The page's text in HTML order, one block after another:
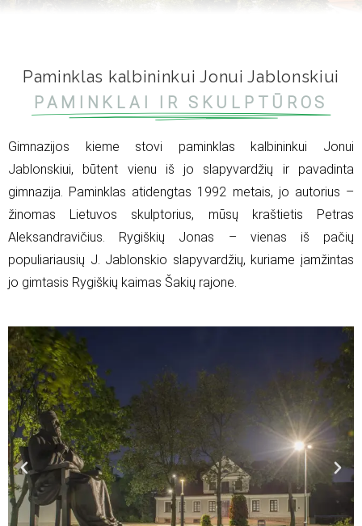
Paminklas kalbininkui Jonui Jablonskiui
PAMINKLAI IR SKULPTŪROS
Gimnazijos kieme stovi paminklas kalbininkui Jonui
Jablonskiui, būtent vienu iš jo slapyvardžių ir pavadinta
gimnazija. Paminklas atidengtas 1992 metais, jo autorius –
žinomas Lietuvos skulptorius, mūsų kraštietis Petras
Aleksandravičius. Rygiškių Jonas – vienas iš pačių
populiariausių J. Jablonskio slapyvardžių, kuriame įamžintas
jo gimtasis Rygiškių kaimas Šakių rajone.